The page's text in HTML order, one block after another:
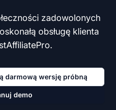
zadowolonych
obsługę klienta
darmową wersję próbną
demo